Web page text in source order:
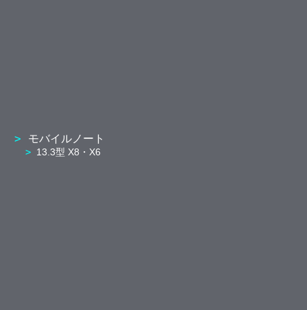
モバイルノート
13.3型 X8・X6